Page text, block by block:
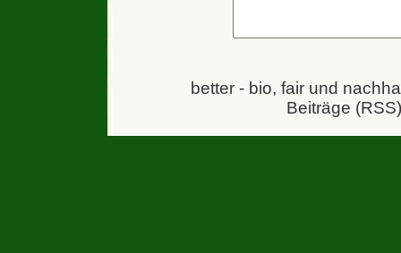
better - bio, fair und
Beiträge (RSS)